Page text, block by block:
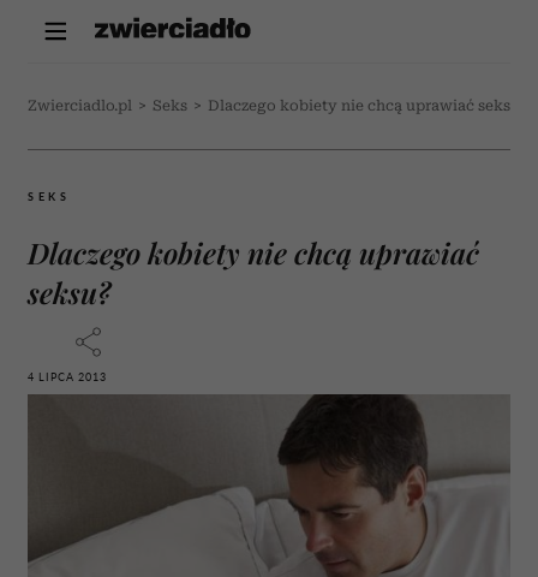
Zwierciadlo.pl > Seks > Dlaczego kobiety nie chcą uprawiać seksu?
SEKS
Dlaczego kobiety nie chcą uprawiać
seksu?
4 LIPCA 2013